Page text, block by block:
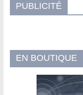
PUBLICITÉ
EN BOUTIQUE